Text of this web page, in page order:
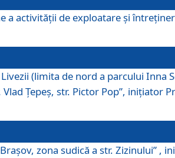
activităţii de exploatare şi
(limita de nord a parcului Inna
Ţepeş, str. Pictor Pop”, iniţiator
zona sudică a str. Zizinului” ,